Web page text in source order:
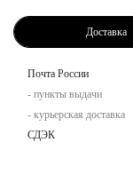
Доставка
Почта России
- пункты выдачи
- курьерская доставка
СДЭК